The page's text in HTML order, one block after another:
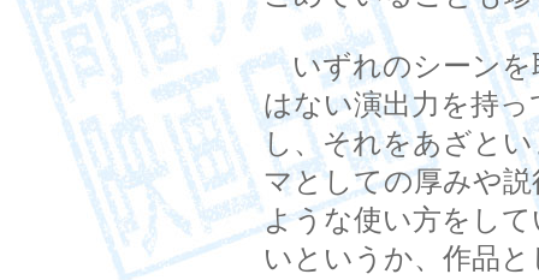
いずれのシーンを
はない演出力を持
し、それをあざと
マとしての厚みや
ような使い方をし
いというか、作品